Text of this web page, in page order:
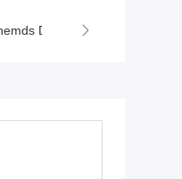
Dringende Machine